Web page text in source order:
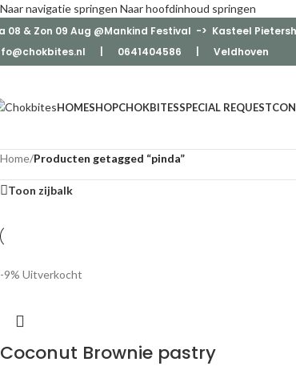
Naar navigatie springen Naar hoofdinhoud springen
08 & Zon 09 Aug @Mankind Festival -> Kasteel
| 0641404586 | Veldhoven
HOMESHOPCHOKBITESSPECIAL REQUEST
Home/Producten getagged “pinda”
Toon zijbalk
-9% Uitverkocht
Coconut Brownie pastry